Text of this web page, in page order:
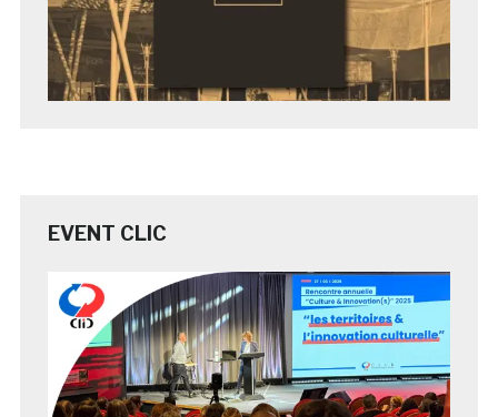
EVENT CLIC